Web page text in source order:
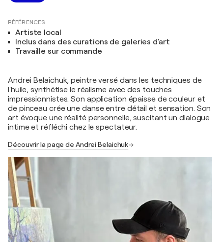
RÉFÉRENCES
Artiste local
Inclus dans des curations de galeries d'art
Travaille sur commande
Andrei Belaichuk, peintre versé dans les techniques de
l'huile, synthétise le réalisme avec des touches
impressionnistes. Son application épaisse de couleur et
de pinceau crée une danse entre détail et sensation. Son
art évoque une réalité personnelle, suscitant un dialogue
intime et réfléchi chez le spectateur.
Découvrir la page de Andrei Belaichuk